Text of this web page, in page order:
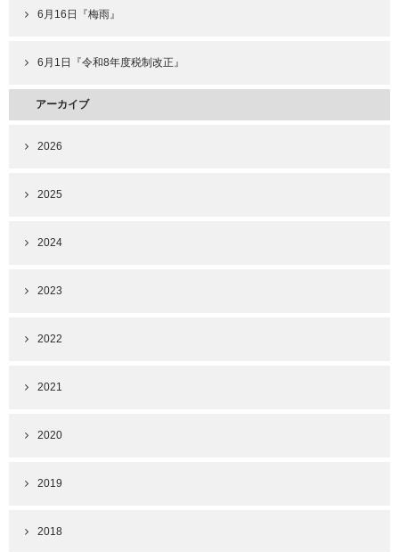
6月16日『梅雨』
6月1日『令和8年度税制改正』
アーカイブ
2026
2025
2024
2023
2022
2021
2020
2019
2018